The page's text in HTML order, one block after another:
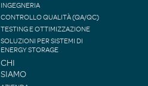
INGEGNERIA
CONTROLLO QUALITÀ (QA/QC)
TESTING E OTTIMIZZAZIONE
SOLUZIONI PER SISTEMI DI
ENERGY STORAGE
CHI
SIAMO